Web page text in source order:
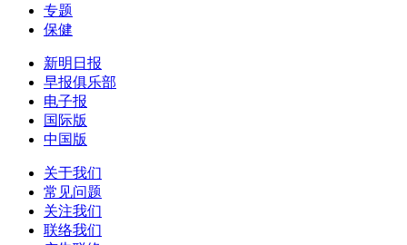
专题
保健
新明日报
早报俱乐部
电子报
国际版
中国版
关于我们
常见问题
关注我们
联络我们